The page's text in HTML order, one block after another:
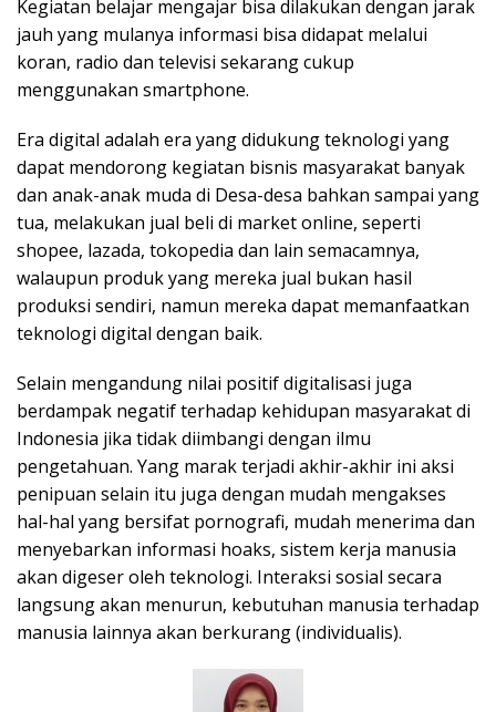
Kegiatan belajar mengajar bisa dilakukan dengan jarak
jauh yang mulanya informasi bisa didapat melalui
koran, radio dan televisi sekarang cukup
menggunakan smartphone.
Era digital adalah era yang didukung teknologi yang
dapat mendorong kegiatan bisnis masyarakat banyak
dan anak-anak muda di Desa-desa bahkan sampai yang
tua, melakukan jual beli di market online, seperti
shopee, lazada, tokopedia dan lain semacamnya,
walaupun produk yang mereka jual bukan hasil
produksi sendiri, namun mereka dapat memanfaatkan
teknologi digital dengan baik.
Selain mengandung nilai positif digitalisasi juga
berdampak negatif terhadap kehidupan masyarakat di
Indonesia jika tidak diimbangi dengan ilmu
pengetahuan. Yang marak terjadi akhir-akhir ini aksi
penipuan selain itu juga dengan mudah mengakses
hal-hal yang bersifat pornografi, mudah menerima dan
menyebarkan informasi hoaks, sistem kerja manusia
akan digeser oleh teknologi. Interaksi sosial secara
langsung akan menurun, kebutuhan manusia terhadap
manusia lainnya akan berkurang (individualis).